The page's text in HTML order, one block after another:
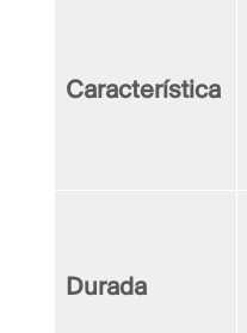
Característica
Durada